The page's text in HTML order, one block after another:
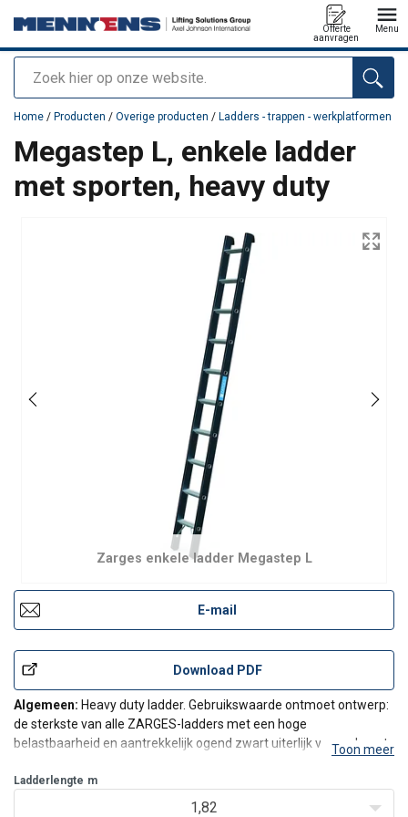
Zoeken
Offerte
aanvragen
Menu
toegevoegd aan uw offerte
Home / Producten / Overige producten / Ladders - trappen - werkplatformen
Megastep L, enkele ladder
met sporten, heavy duty
Zarges enkele ladder Megastep L
E-mail
Download PDF
Algemeen: Heavy duty ladder. Gebruikswaarde ontmoet ontwerp:
de sterkste van alle ZARGES-ladders met een hoge
belastbaarheid en aantrekkelijk ogend zwart uiterlijk voor robuust
Kenmerken en voordelen:
60 mm diepe sporten, gemaakt van lichtmetaal en voorzien
Toon meer
Ladderlengte m
1,82